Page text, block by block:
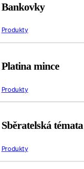
Bankovky
Produkty
Platina mince
Produkty
Sběratelská témata
Produkty